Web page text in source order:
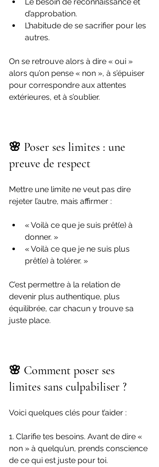
Le besoin de reconnaissance et
d’approbation.
L’habitude de se sacrifier pour les
autres.
On se retrouve alors à dire « oui »
alors qu’on pense « non », à s’épuiser
pour correspondre aux attentes
extérieures, et à s’oublier.
🌸 Poser ses limites : une
preuve de respect
Mettre une limite ne veut pas dire
rejeter l’autre, mais affirmer :
« Voilà ce que je suis prêt(e) à
donner. »
« Voilà ce que je ne suis plus
prêt(e) à tolérer. »
C’est permettre à la relation de
devenir plus authentique, plus
équilibrée, car chacun y trouve sa
juste place.
🌸 Comment poser ses
limites sans culpabiliser ?
Voici quelques clés pour t’aider :
1. Clarifie tes besoins. Avant de dire «
non » à quelqu’un, prends conscience
de ce qui est juste pour toi.